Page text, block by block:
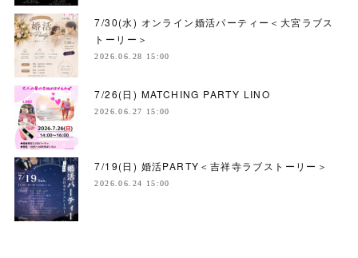
7/30(水) オンライン婚活パーティー＜大宮ラブス
トーリー＞
2026.06.28 15:00
7/26(日) MATCHING PARTY LINO
2026.06.27 15:00
7/19(日) 婚活PARTY＜吉祥寺ラブストーリー＞
2026.06.24 15:00